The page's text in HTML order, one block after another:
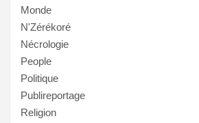
Monde
N'Zérékoré
Nécrologie
People
Politique
Publireportage
Religion